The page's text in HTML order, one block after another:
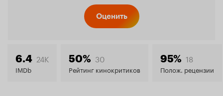
7.2
Оценить
6.4 24K
IMDb
50% 30
Рейтинг кинокритиков
95% 18
Полож. рецензии